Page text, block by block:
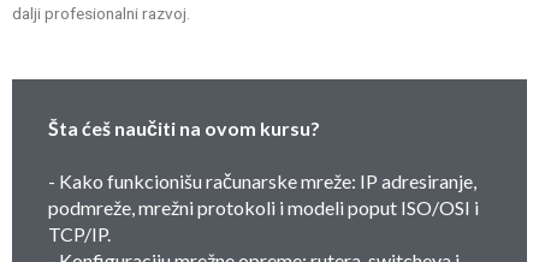
dalji profesionalni razvoj.
Šta ćeš naučiti na ovom kursu?
- Kako funkcionišu računarske mreže: IP adresiranje,
podmreže, mrežni protokoli i modeli poput ISO/OSI i
TCP/IP.